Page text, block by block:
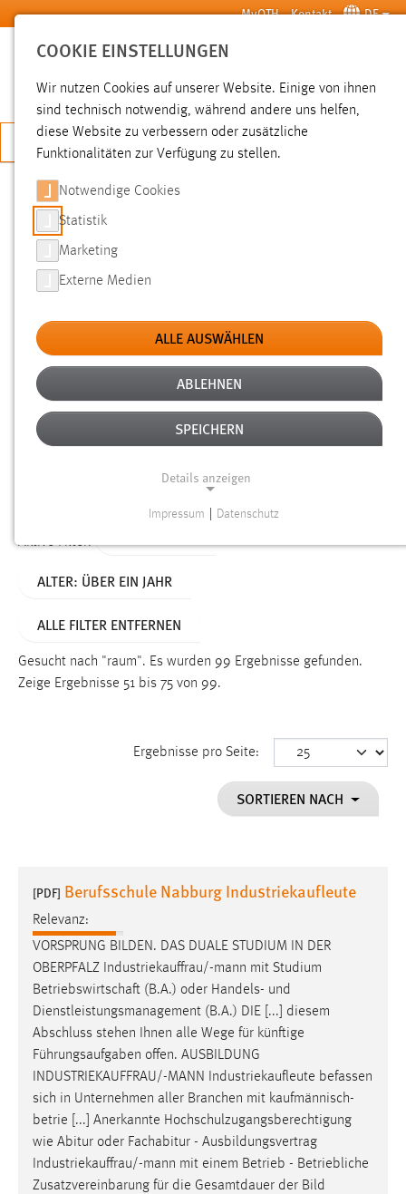
Zum Hauptinhalt springen MyOTH Kontakt DE
SUCHE
JETZT BEWERBEN
SUCHE
FILTER
Typ
Erstellungsdatum
Alter
Aktive Filter:
ALTER: ÜBER EIN JAHR
ALLE FILTER ENTFERNEN
Gesucht nach "raum". Es wurden 99 Ergebnisse gefunden.
Zeige Ergebnisse 51 bis 75 von 99.
Ergebnisse pro Seite:
SORTIEREN NACH
[PDF] Berufsschule Nabburg Industriekaufleute
Relevanz:
VORSPRUNG BILDEN. DAS DUALE STUDIUM IN DER
OBERPFALZ
Industriekauffrau/-mann mit Studium
Betriebswirtschaft (B.A.) oder Handels- und
Dienstleistungsmanagement (B.A.) DIE [...] diesem
Abschluss stehen Ihnen alle Wege für künftige
Führungsaufgaben offen. AUSBILDUNG
INDUSTRIEKAUFFRAU/-MANN
Industriekaufleute befassen
sich in Unternehmen aller Branchen mit kaufmännisch-
betrie [...] Anerkannte Hochschulzugangsberechtigung
wie Abitur oder Fachabitur - Ausbildungsvertrag
Industriekauffrau/-mann mit einem Betrieb - Betriebliche
Zusatzvereinbarung für die Gesamtdauer der Bild
COOKIE EINSTELLUNGEN
Wir nutzen Cookies auf unserer Website. Einige von ihnen
sind technisch notwendig, während andere uns helfen,
diese Website zu verbessern oder zusätzliche
Funktionalitäten zur Verfügung zu stellen.
Notwendige Cookies
Statistik
Marketing
Externe Medien
ALLE AUSWÄHLEN
ABLEHNEN
SPEICHERN
Details anzeigen
Funktionen und sind für die einwandfreie Funktion der
Name:
Dieser Cookie speichert die ausgewählten Einverständnis-
Performance
Name:
staticfilecache
Zweck:
Für performante Seitenauslieferung wird in diesem Cookie
gespeichert, ob man eingeloggt ist.
Sprachpräferenz
Name:
site-language-preference
Zweck:
Das Cookie speichert die gewählte Sprache der Website.
Impressum Datenschutz